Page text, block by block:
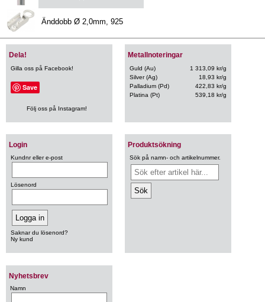
Änddobb Ø 2,0mm, 925
Metallnoteringar
Guld (Au)
1 313,09 kr/g
Silver (Ag)
18,93 kr/g
Palladium (Pd)
422,83 kr/g
Platina (Pt)
539,18 kr/g
Login
Kundnr eller e-post
Lösenord
Saknar du lösenord?
Ny kund
Produktsökning
Sök på namn- och artikelnummer.
Nyhetsbrev
Namn
Dela!
Gilla oss på Facebook!
Save
Följ oss på Instagram!